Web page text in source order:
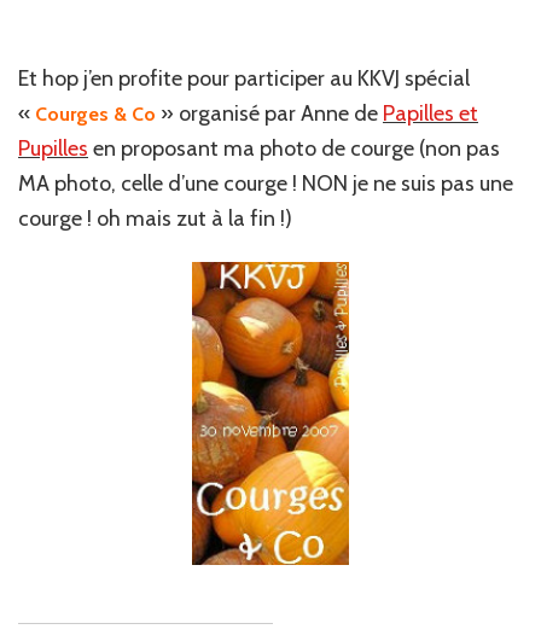
Et hop j’en profite pour participer au KKVJ spécial
« Courges & Co » organisé par Anne de Papilles et
Pupilles en proposant ma photo de courge (non pas
MA photo, celle d’une courge ! NON je ne suis pas une
courge ! oh mais zut à la fin !)